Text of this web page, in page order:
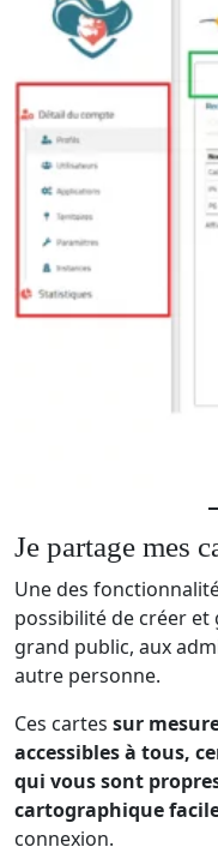
Je partage mes
Une des
possibilité de créer et
grand public, aux
autre personne.
Ces cartes sur
accessibles à tous,
qui vous sont
cartographique
connexion.